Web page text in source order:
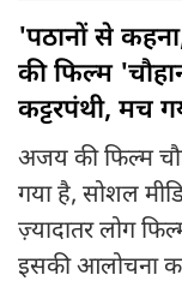
'पठानों से
की फिल्म
कट्टरपंथी, मच
अजय की फिल्म
गया है, सोशल
ज़्यादातर लोग
इसकी आलोचना